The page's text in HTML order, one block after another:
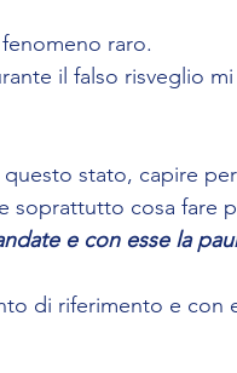
raro.
il falso risveglio mi
stato, capire
soprattutto cosa fare
e con esse la
di riferimento e con